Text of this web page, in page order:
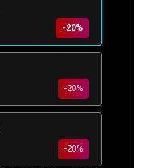
-20%
-20%
-20%